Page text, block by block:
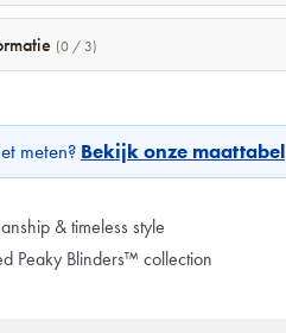
(0 / 3)
meten? Bekijk onze maattabel
& timeless style
Peaky Blinders™ collection